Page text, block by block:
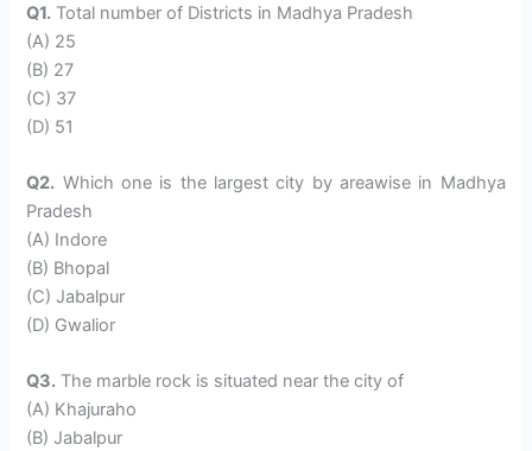
Q1. Total number of Districts in Madhya Pradesh
(A) 25
(B) 27
(C) 37
(D) 51
Q2. Which one is the largest city by areawise in Madhya
Pradesh
(A) Indore
(B) Bhopal
(C) Jabalpur
(D) Gwalior
Q3. The marble rock is situated near the city of
(A) Khajuraho
(B) Jabalpur